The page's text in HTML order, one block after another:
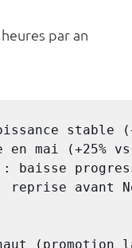
par an
stable
mai (+25%
baisse
reprise avant
(promotion